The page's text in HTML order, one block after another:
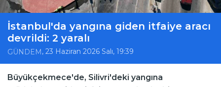
İstanbul'da yangına giden itfaiye aracı
devrildi: 2 yaralı
GÜNDEM , 23 Haziran 2026 Salı, 19:39
Büyükçekmece'de, Silivri'deki yangına